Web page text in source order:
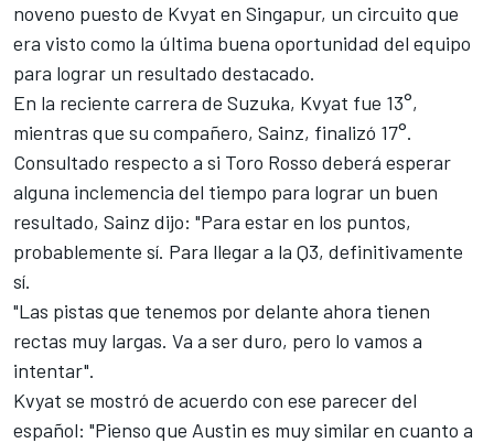
noveno puesto de Kvyat en Singapur, un circuito que
era visto como la última buena oportunidad del equipo
para lograr un resultado destacado.
En la reciente carrera de Suzuka, Kvyat fue 13°,
mientras que su compañero, Sainz, finalizó 17°.
Consultado respecto a si Toro Rosso deberá esperar
alguna inclemencia del tiempo para lograr un buen
resultado, Sainz dijo: "Para estar en los puntos,
probablemente sí. Para llegar a la Q3, definitivamente
sí.
"Las pistas que tenemos por delante ahora tienen
rectas muy largas. Va a ser duro, pero lo vamos a
intentar".
Kvyat se mostró de acuerdo con ese parecer del
español: "Pienso que Austin es muy similar en cuanto a